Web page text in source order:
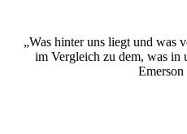
„Was hinter uns liegt und was
im Vergleich zu dem, was in
Emerson